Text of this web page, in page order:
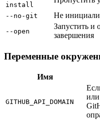
install
--no-git Не
--open
Запустить и
завершения
Переменные
Имя
GITHUB_API_DOMAIN